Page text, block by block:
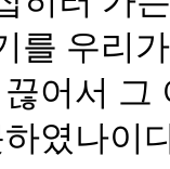
를 우리
어서
였나이